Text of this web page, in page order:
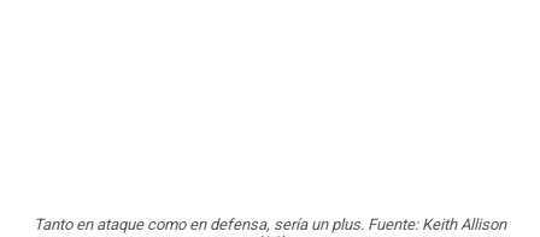
Tanto en ataque como en defensa, sería un plus. Fuente: Keith Allison